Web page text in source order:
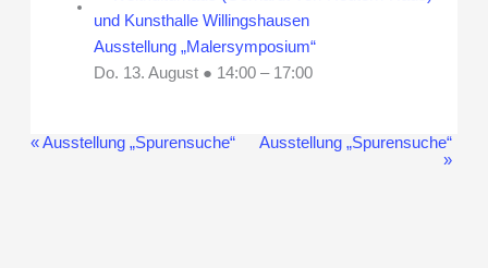
Ausstellung „Malersymposium“
Do. 13. August ● 14:00 – 17:00
Veranstaltung-
«Ausstellung „Spurensuche“
Ausstellung „Spurensuche“
»